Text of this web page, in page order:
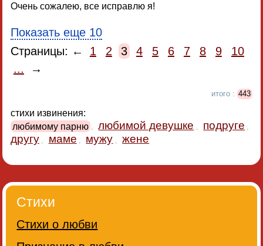
Очень сожалею, все исправлю я!
Показать еще 10
Страницы: ←
1 2 3 4 5 6 7 8 9
10
...
→
итого : 443
стихи извинения:
любимому парню , любимой девушке , подруге ,
другу , маме , мужу , жене
Стихи
Стихи о любви